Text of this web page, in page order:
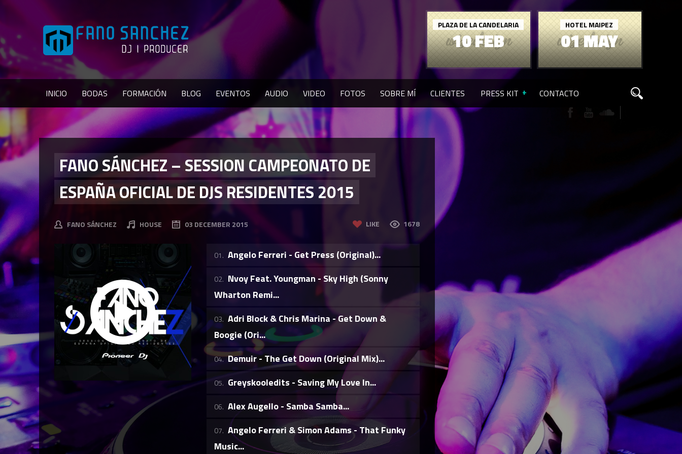
01 MAY
HOTEL MAIPEZ
10 FEB
PLAZA DE LA CANDELARIA
INICIO BODAS FORMACIÓN BLOG EVENTOS AUDIO VIDEO FOTOS SOBRE MÍ CLIENTES PRESS KIT CONTACTO
FANO SÁNCHEZ – SESSION CAMPEONATO DE
ESPAÑA OFICIAL DE DJS RESIDENTES 2015
LIKE 1678
FANO SÁNCHEZ HOUSE 03 DECEMBER 2015
Angelo Ferreri - Get Press (Original)...
Nvoy Feat. Youngman - Sky High (Sonny
Wharton Remi...
Adri Block & Chris Marina - Get Down &
Boogie (Ori...
Demuir - The Get Down (Original Mix)...
Greyskooledits - Saving My Love In...
Alex Augello - Samba Samba...
Angelo Ferreri & Simon Adams - That Funky
Music...